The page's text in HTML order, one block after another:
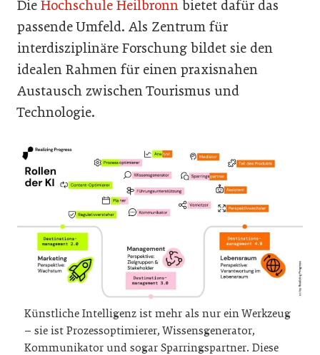
Die Hochschule Heilbronn bietet dafür das
passende Umfeld. Als Zentrum für
interdisziplinäre Forschung bildet sie den
idealen Rahmen für einen praxisnahen
Austausch zwischen Tourismus und
Technologie.
Künstliche Intelligenz ist mehr als nur ein Werkzeug
– sie ist Prozessoptimierer, Wissensgenerator,
Kommunikator und sogar Sparringspartner. Diese